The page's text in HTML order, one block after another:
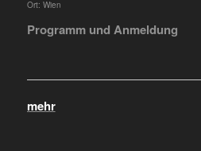
Ort: Wien
Programm und Anmeldung
mehr